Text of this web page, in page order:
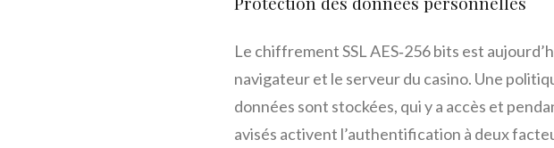
Le chiffrement SSL AES‑256 bits est
navigateur et le serveur du casino. Une
données sont stockées, qui y a accès et
avisés activent l’authentification à deux